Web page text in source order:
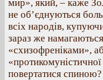
мир», який, – каже
не об’єднуються
всіх народів,
зараз же
«схизофреніками»,
«протикомуністичної
повертатися спиною?